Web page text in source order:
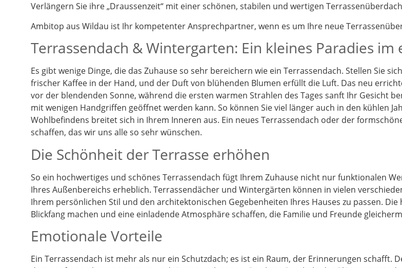
Verlängern Sie ihre „Draussenzeit“ mit einer schönen, stabilen und wertigen
Ambitop aus Wildau ist Ihr kompetenter Ansprechpartner, wenn es um Ihre neue
Terrassendach & Wintergarten: Ein kleines Paradies im
Es gibt wenige Dinge, die das Zuhause so sehr bereichern wie ein Terrassendach. Stellen Sie
frischer Kaffee in der Hand, und der Duft von blühenden Blumen erfüllt die Luft. Das neu
vor der blendenden Sonne, während die ersten warmen Strahlen des Tages sanft Ihr Gesicht
mit wenigen Handgriffen geöffnet werden kann. So können Sie viel länger auch in den kühlen
Wohlbefindens breitet sich in Ihrem Inneren aus. Ein neues Terrassendach oder der
schaffen, das wir uns alle so sehr wünschen.
Die Schönheit der Terrasse erhöhen
So ein hochwertiges und schönes Terrassendach fügt Ihrem Zuhause nicht nur funktionalen
Ihres Außenbereichs erheblich. Terrassendächer und Wintergärten können in vielen
Ihrem persönlichen Stil und den architektonischen Gegebenheiten Ihres Hauses zu passen.
Blickfang machen und eine einladende Atmosphäre schaffen, die Familie und Freunde
Emotionale Vorteile
Ein Terrassendach ist mehr als nur ein Schutzdach; es ist ein Raum, der Erinnerungen schafft.